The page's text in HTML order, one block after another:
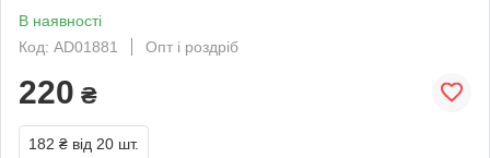
В наявності
Код: AD01881
Опт і роздріб
220 ₴
182 ₴ від 20 шт.